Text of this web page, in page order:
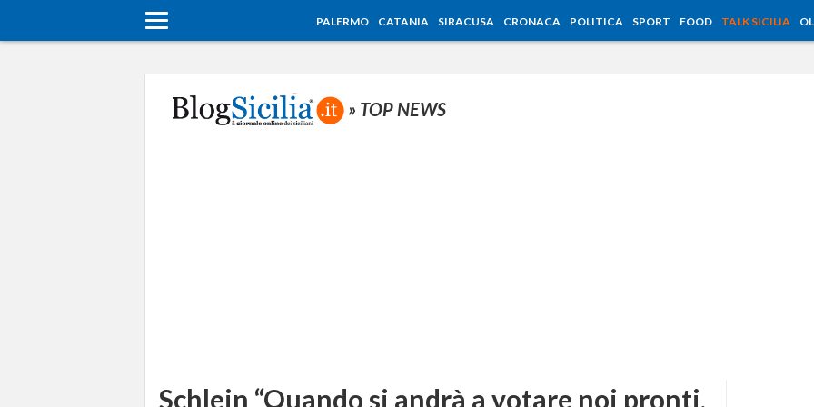
PALERMO CATANIA SIRACUSA CRONACA POLITICA SPORT FOOD TALK SICILIA
» TOP NEWS
Schlein “Quando si andrà a votare noi pronti,